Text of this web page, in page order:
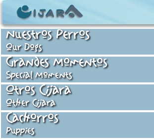
Nuestros Perros
Our Dogs
Grandes Momentos
Special Moments
Otros Cijara
Other Cijara
Cachorros
Puppies